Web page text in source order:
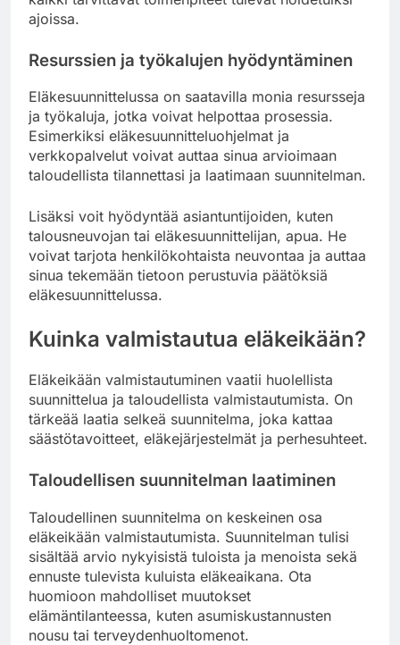
ajoissa.
Resurssien ja työkalujen hyödyntäminen
Eläkesuunnittelussa on saatavilla monia resursseja
ja työkaluja, jotka voivat helpottaa prosessia.
Esimerkiksi eläkesuunnitteluohjelmat ja
verkkopalvelut voivat auttaa sinua arvioimaan
taloudellista tilannettasi ja laatimaan suunnitelman.
Lisäksi voit hyödyntää asiantuntijoiden, kuten
talousneuvojan tai eläkesuunnittelijan, apua. He
voivat tarjota henkilökohtaista neuvontaa ja auttaa
sinua tekemään tietoon perustuvia päätöksiä
eläkesuunnittelussa.
Kuinka valmistautua eläkeikään?
Eläkeikään valmistautuminen vaatii huolellista
suunnittelua ja taloudellista valmistautumista. On
tärkeää laatia selkeä suunnitelma, joka kattaa
säästötavoitteet, eläkejärjestelmät ja perhesuhteet.
Taloudellisen suunnitelman laatiminen
Taloudellinen suunnitelma on keskeinen osa
eläkeikään valmistautumista. Suunnitelman tulisi
sisältää arvio nykyisistä tuloista ja menoista sekä
ennuste tulevista kuluista eläkeaikana. Ota
huomioon mahdolliset muutokset
elämäntilanteessa, kuten asumiskustannusten
nousu tai terveydenhuoltomenot.